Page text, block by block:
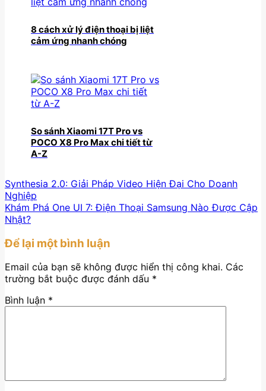
8 cách xử lý điện thoại bị liệt
cảm ứng nhanh chóng
So sánh Xiaomi 17T Pro vs
POCO X8 Pro Max chi tiết từ
A-Z
Synthesia 2.0: Giải Pháp Video Hiện Đại Cho Doanh
Nghiệp
Khám Phá One UI 7: Điện Thoại Samsung Nào Được Cập
Nhật?
Để lại một bình luận
Email của bạn sẽ không được hiển thị công khai. Các
trường bắt buộc được đánh dấu *
Bình luận *